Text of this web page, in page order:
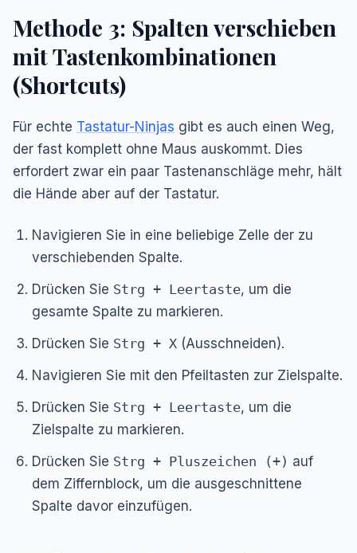
Methode 3: Spalten verschieben
mit Tastenkombinationen
(Shortcuts)
Für echte Tastatur-Ninjas gibt es auch einen Weg,
der fast komplett ohne Maus auskommt. Dies
erfordert zwar ein paar Tastenanschläge mehr, hält
die Hände aber auf der Tastatur.
Navigieren Sie in eine beliebige Zelle der zu
verschiebenden Spalte.
Drücken Sie Strg + Leertaste, um die
gesamte Spalte zu markieren.
Drücken Sie Strg + X (Ausschneiden).
Navigieren Sie mit den Pfeiltasten zur Zielspalte.
Drücken Sie Strg + Leertaste, um die
Zielspalte zu markieren.
Drücken Sie Strg + Pluszeichen (+) auf
dem Ziffernblock, um die ausgeschnittene
Spalte davor einzufügen.